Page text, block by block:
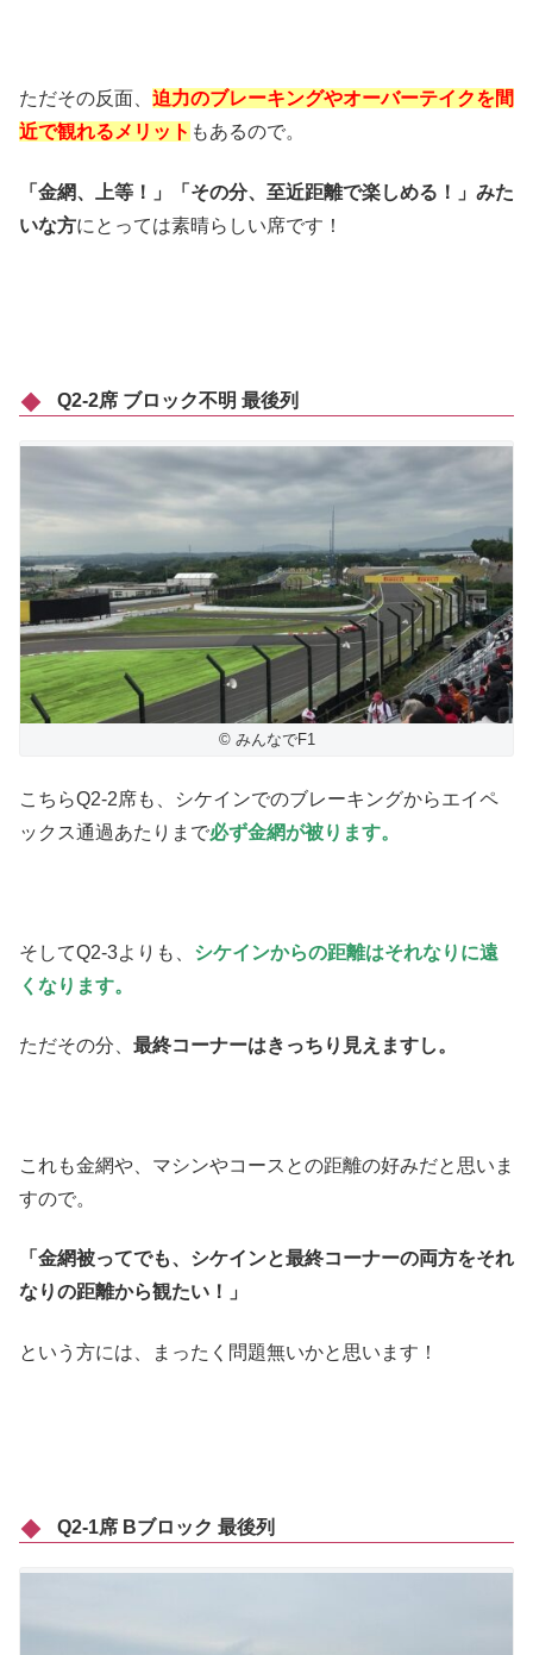
ただその反面、 迫力のブレーキングやオーバーテイクを間
近で観れるメリット もあるので。
「金網、上等！」「その分、至近距離で楽しめる！」みた
いな方にとっては素晴らしい席です！
Q2-2席 ブロック不明 最後列
© みんなでF1
こちらQ2-2席も、シケインでのブレーキングからエイペ
ックス通過あたりまで必ず金網が被ります。
そしてQ2-3よりも、 シケインからの距離はそれなりに遠
くなります。
ただその分、 最終コーナーはきっちり見えますし。
これも金網や、マシンやコースとの距離の好みだと思いま
すので。
「金網被ってでも、シケインと最終コーナーの両方をそれ
なりの距離から観たい！」
という方には、まったく問題無いかと思います！
Q2-1席 Bブロック 最後列